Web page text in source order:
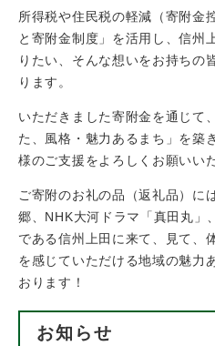
所得税や住民税の軽減（寄附金
と寄附金制度」を活用し、信州
りたい、そんな想いをお持ちの
ります。
いただきました寄附金を通じて
た、風格・魅力あるまち」を築
様のご支援をよろしくお願いい
ご寄附のお礼の品（返礼品）に
郷、NHK大河ドラマ「真田丸」
である信州上田に来て、見て、
を感じていただける地域の魅力
おります！
お知らせ